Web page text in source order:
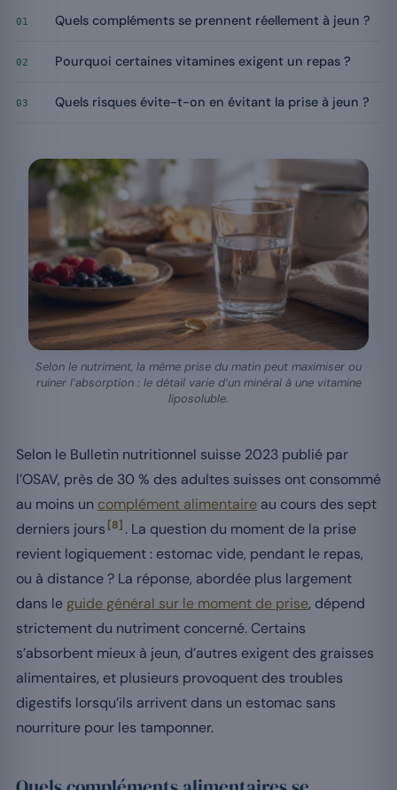
01 Quels compléments se prennent réellement à jeun ?
02 Pourquoi certaines vitamines exigent un repas ?
03 Quels risques évite-t-on en évitant la prise à jeun ?
Selon le nutriment, la même prise du matin peut maximiser ou
ruiner l’absorption : le détail varie d’un minéral à une vitamine
liposoluble.
Selon le Bulletin nutritionnel suisse 2023 publié par
l’OSAV, près de 30 % des adultes suisses ont consommé
au moins un complément alimentaire au cours des sept
derniers jours [8] . La question du moment de la prise
revient logiquement : estomac vide, pendant le repas,
ou à distance ? La réponse, abordée plus largement
dans le guide général sur le moment de prise, dépend
strictement du nutriment concerné. Certains
s’absorbent mieux à jeun, d’autres exigent des graisses
alimentaires, et plusieurs provoquent des troubles
digestifs lorsqu’ils arrivent dans un estomac sans
nourriture pour les tamponner.